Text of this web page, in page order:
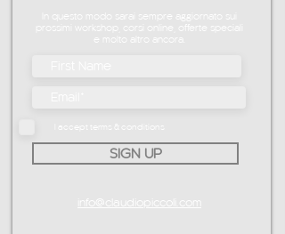
In questo modo sarai sempre aggiornato sui
prossimi workshop, corsi online, offerte speciali
e molto altro ancora.
I accept terms & conditions
SIGN UP
info@claudiopiccoli.com